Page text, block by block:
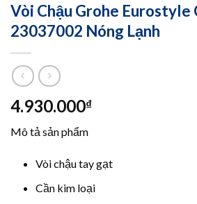
Vòi Chậu Grohe Eurostyle
23037002 Nóng Lạnh
4.930.000₫
Mô tả sản phẩm
Vòi chậu tay gạt
Cần kim loại